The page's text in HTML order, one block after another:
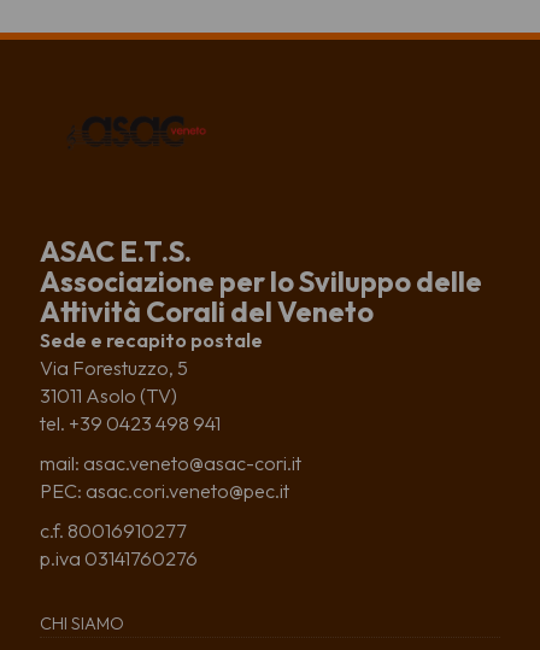
ASAC E.T.S.
Associazione per lo Sviluppo delle
Attività Corali del Veneto
Sede e recapito postale
Via Forestuzzo, 5
31011 Asolo (TV)
tel. +39 0423 498 941
mail: asac.veneto@asac-cori.it
PEC: asac.cori.veneto@pec.it
c.f. 80016910277
p.iva 03141760276
CHI SIAMO